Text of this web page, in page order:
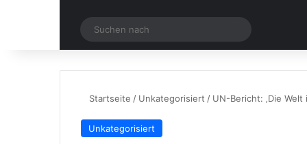
Zufälliger Artikel
nach
Startseite / Unkategorisiert / UN-Bericht: ‚Die Welt
Unkategorisiert